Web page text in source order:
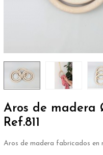
Aros de madera
Ref.811
Aros de madera fabricados en